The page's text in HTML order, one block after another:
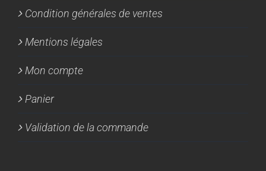
Condition générales de ventes
Mentions légales
Mon compte
Panier
Validation de la commande